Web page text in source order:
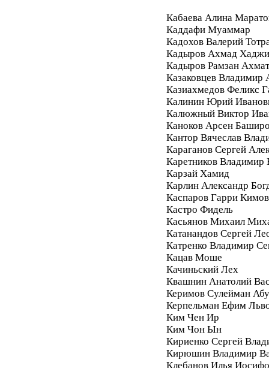
Кабаева Алина
Каддафи Муаммар
Кадохов Валерий
Кадыров Ахмад Хаджи
Кадыров Рамзан
Казаковцев Владимир
Казиахмедов Феликс
Калинин Юрий
Калюжный Виктор
Каноков Арсен
Кантор Вячеслав
Караганов Сергей
Каретников Владимир
Карзай Хамид
Карлин Александр
Каспаров Гарри
Кастро Фидель
Касьянов Михаил
Катанандов Сергей
Катренко Владимир
Кацав Моше
Качиньский Лех
Квашнин Анатолий
Керимов Сулейман
Керпельман Ефим
Ким Чен Ир
Ким Чон Ын
Кириенко Сергей
Кирюшин Владимир
Клебанов Илья